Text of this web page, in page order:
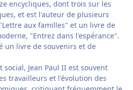
encycliques, dont trois sur les
et est l'auteur de plusieurs
aux familles" et un livre de
"Entrez dans l'espérance".
un livre de souvenirs et de
Jean Paul II est souvent
travailleurs et l'évolution des